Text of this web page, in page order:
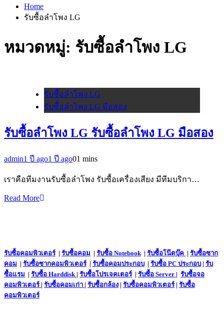
Home
รับซื้อลำโพง LG
หมวดหมู่: รับซื้อลำโพง LG
รับซื้อลำโพง LG
รับซื้อลำโพง LG มือสอง
รับซื้อลำโพง LG รับซื้อลำโพง LG มือสอง
admin1 ปี ago1 ปี ago01 mins
เราคือทีมงานรับซื้อลำโพง รับซื้อเครื่องเสียง มีทีมบริกา…
Read More
รับซื้อคอมพิวเตอร์| รับซื้อคอม | รับซื้อ Notebook | รับซื้อโน๊ตบุ๊ค | รับซื้อซาก
คอม | รับซื้อซากคอมพิวเตอร์| รับซื้อคอมประกอบ | รับซื้อ PC ประกอบ | รับ
ซื้อแรม | รับซื้อ Harddisk | รับซื้อโปรเจคเตอร์| รับซื้อ Server | รับซื้อจอ
คอมพิวเตอร์ | รับซื้อคอมเก่า | รับซื้อกล้อง | รับซื้อคอมพิวเตอร์| รับซื้อ
คอมพิวเตอร์